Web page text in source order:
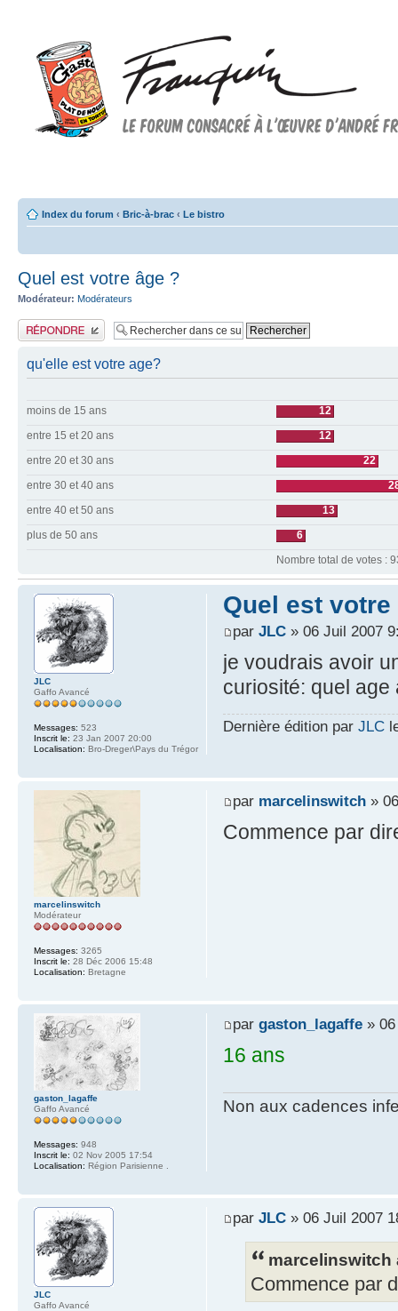
Index du forum ‹ Bric-à-brac ‹ Le bistro
Quel est votre âge ?
Modérateur: Modérateurs
Publier une réponse
qu'elle est votre age?
moins de 15 ans
12
entre 15 et 20 ans
12
entre 20 et 30 ans
22
entre 30 et 40 ans
entre 40 et 50 ans
13
plus de 50 ans
6
Nombre total de votes :
Quel est votre
par JLC» 06 Juil 2007
je voudrais avoir
curiosité: quel age
Dernière édition par JLC
JLC
Gaffo Avancé
Messages: 523
Inscrit le: 23 Jan 2007 20:00
Localisation: Bro-Dreger\Pays du Trégor
par marcelinswitch»
Commence par
marcelinswitch
Modérateur
Messages: 3265
Inscrit le: 28 Déc 2006 15:48
Localisation: Bretagne
par gaston_lagaffe» 06
16 ans
Non aux cadences
gaston_lagaffe
Gaffo Avancé
Messages: 948
Inscrit le: 02 Nov 2005 17:54
Localisation: Région Parisienne .
par JLC» 06 Juil 2007
marcelinswitch
Commence par
JLC
Gaffo Avancé